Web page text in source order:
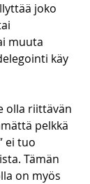
joko
muuta
käy
olla riittävän
pelkkä
ei tuo
Tämän
on myös